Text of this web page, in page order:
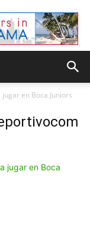
en Boca Juniors